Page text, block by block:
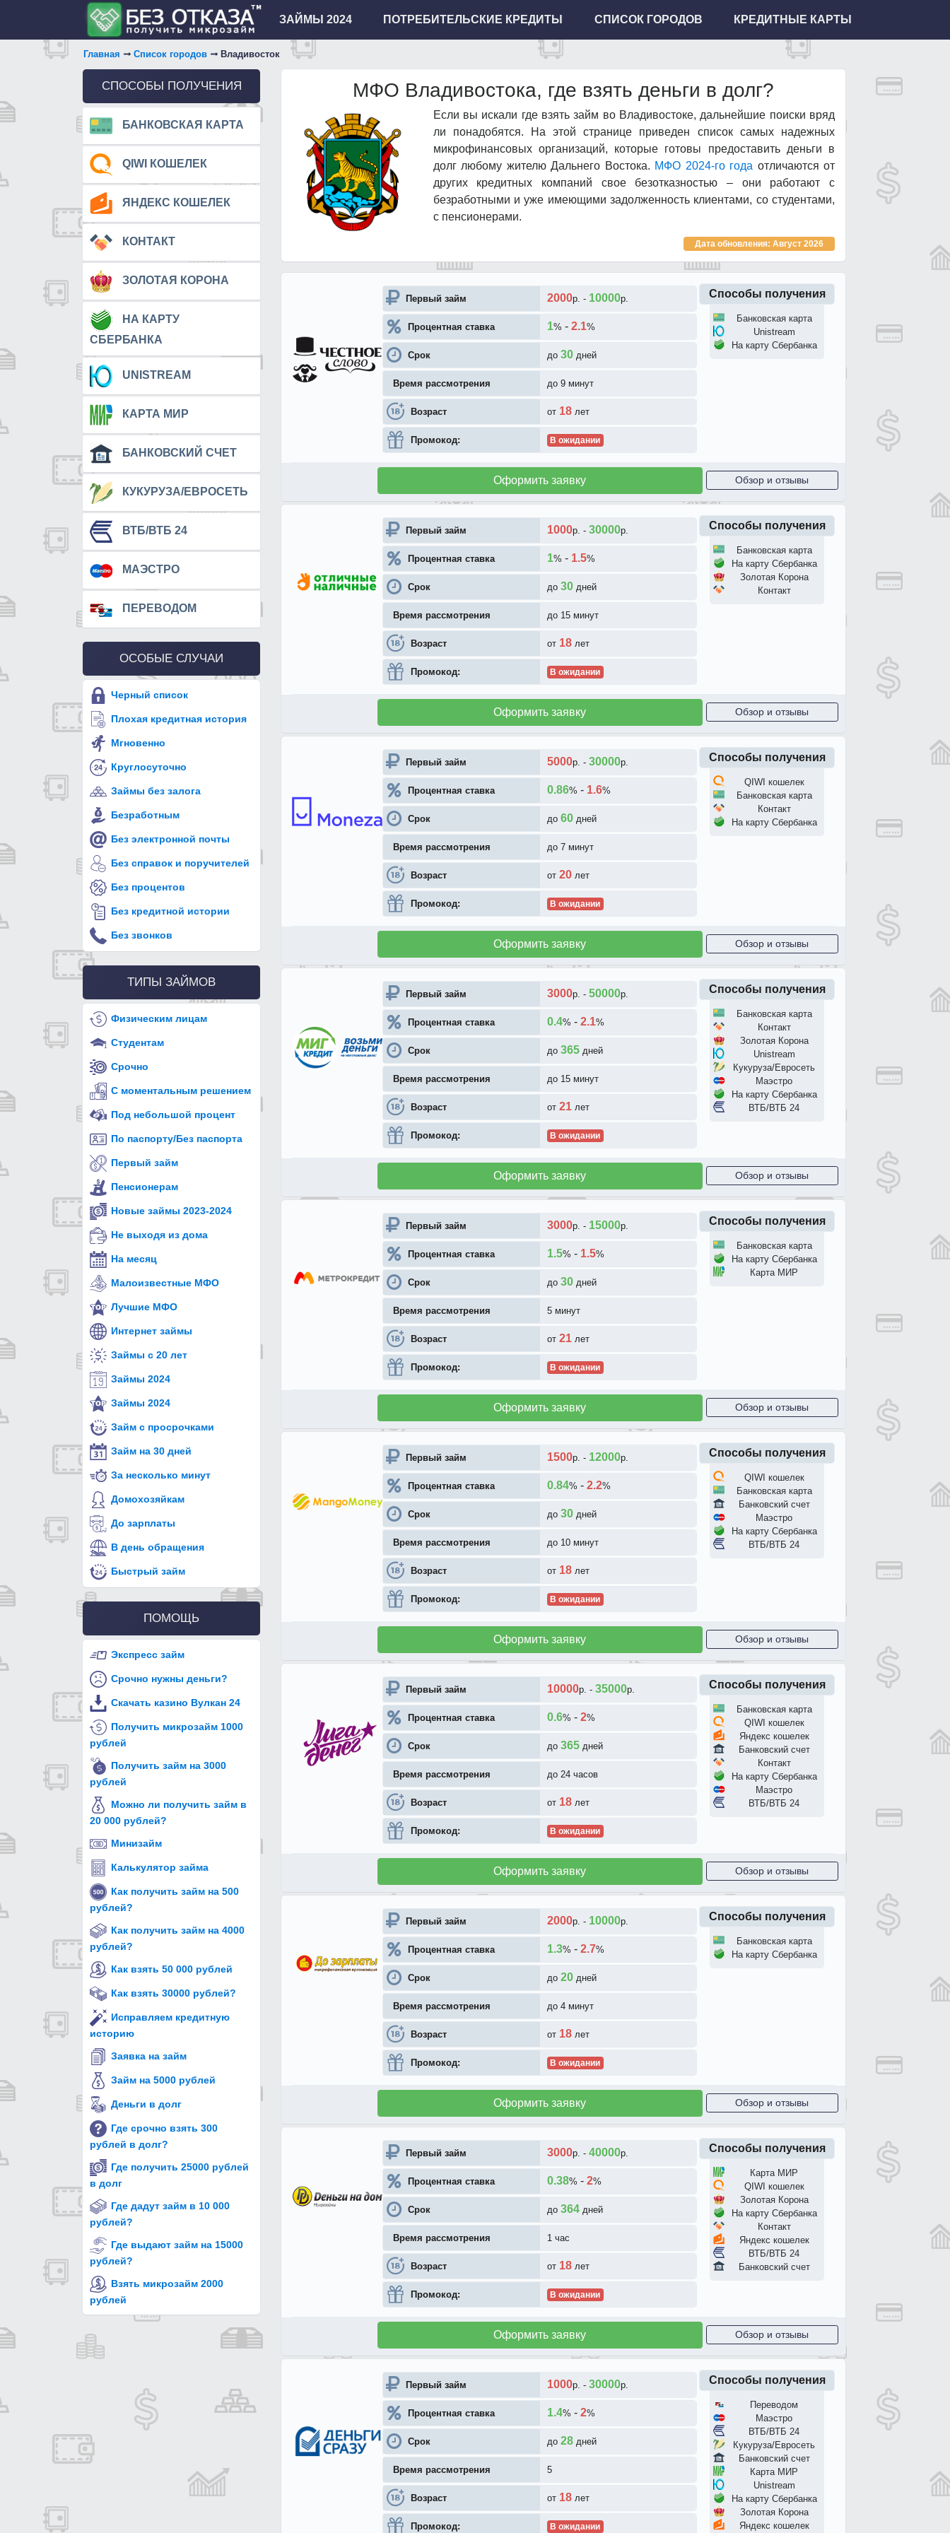
ЗАЙМЫ 2024 ПОТРЕБИТЕЛЬСКИЕ КРЕДИТЫ СПИСОК ГОРОДОВ КРЕДИТНЫЕ КАРТЫ
Главная Список городов Владивосток
СПОСОБЫ ПОЛУЧЕНИЯ
БАНКОВСКАЯ КАРТА
QIWI КОШЕЛЕК
ЯНДЕКС КОШЕЛЕК
КОНТАКТ
ЗОЛОТАЯ КОРОНА
НА КАРТУ
СБЕРБАНКА
UNISTREAM
КАРТА МИР
БАНКОВСКИЙ СЧЕТ
КУКУРУЗА/ЕВРОСЕТЬ
ВТБ/ВТБ 24
МАЭСТРО
ПЕРЕВОДОМ
ОСОБЫЕ СЛУЧАИ
Черный список
Плохая кредитная история
Мгновенно
Круглосуточно
Займы без залога
Безработным
Без электронной почты
Без справок и поручителей
Без процентов
Без кредитной истории
Без звонков
ТИПЫ ЗАЙМОВ
Физическим лицам
Студентам
Срочно
С моментальным решением
Под небольшой процент
По паспорту/Без паспорта
Первый займ
Пенсионерам
Новые займы 2023-2024
Не выходя из дома
На месяц
Малоизвестные МФО
Лучшие МФО
Интернет займы
Займы с 20 лет
Займы 2024
Займы 2024
Займ с просрочками
Займ на 30 дней
За несколько минут
Домохозяйкам
До зарплаты
В день обращения
Быстрый займ
ПОМОЩЬ
Экспресс займ
Срочно нужны деньги?
Скачать казино Вулкан 24
Получить микрозайм 1000
рублей
Получить займ на 3000
рублей
Можно ли получить займ в
20 000 рублей?
Минизайм
Калькулятор займа
Как получить займ на 500
рублей?
Как получить займ на 4000
рублей?
Как взять 50 000 рублей
Как взять 30000 рублей?
Исправляем кредитную
историю
Заявка на займ
Займ на 5000 рублей
Деньги в долг
Где срочно взять 300
рублей в долг?
Где получить 25000 рублей
в долг
Где дадут займ в 10 000
рублей?
Где выдают займ на 15000
рублей?
Взять микрозайм 2000
рублей
МФО Владивостока, где взять деньги в долг?
Если вы искали где взять займ во Владивостоке, дальнейшие поиски вряд
ли понадобятся. На этой странице приведен список самых надежных
микрофинансовых организаций, которые готовы предоставить деньги в
долг любому жителю Дальнего Востока. МФО 2024-го года отличаются от
других кредитных компаний свое безотказностью – они работают с
безработными и уже имеющими задолженность клиентами, со студентами,
с пенсионерами.
Дата обновления: Август 2026
Первый займ 2000р. - 10000р.
Процентная ставка 1% - 2.1%
Срок до 30 дней
Время рассмотрения до 9 минут
Возраст от 18 лет
Промокод: В ожидании
Способы получения
Банковская карта
Unistream
На карту Сбербанка
Оформить заявку Обзор и отзывы
Первый займ 1000р. - 30000р.
Процентная ставка 1% - 1.5%
Срок до 30 дней
Время рассмотрения до 15 минут
Возраст от 18 лет
Промокод: В ожидании
Способы получения
Банковская карта
На карту Сбербанка
Золотая Корона
Контакт
Оформить заявку Обзор и отзывы
Первый займ 5000р. - 30000р.
Процентная ставка 0.86% - 1.6%
Срок до 60 дней
Время рассмотрения до 7 минут
Возраст от 20 лет
Промокод: В ожидании
Способы получения
QIWI кошелек
Банковская карта
Контакт
На карту Сбербанка
Оформить заявку Обзор и отзывы
Первый займ 3000р. - 50000р.
Процентная ставка 0.4% - 2.1%
Срок до 365 дней
Время рассмотрения до 15 минут
Возраст от 21 лет
Промокод: В ожидании
Способы получения
Банковская карта
Контакт
Золотая Корона
Unistream
Кукуруза/Евросеть
Маэстро
На карту Сбербанка
ВТБ/ВТБ 24
Оформить заявку Обзор и отзывы
Первый займ 3000р. - 15000р.
Процентная ставка 1.5% - 1.5%
Срок до 30 дней
Время рассмотрения 5 минут
Возраст от 21 лет
Промокод: В ожидании
Способы получения
Банковская карта
На карту Сбербанка
Карта МИР
Оформить заявку Обзор и отзывы
Первый займ 1500р. - 12000р.
Процентная ставка 0.84% - 2.2%
Срок до 30 дней
Время рассмотрения до 10 минут
Возраст от 18 лет
Промокод: В ожидании
Способы получения
QIWI кошелек
Банковская карта
Банковский счет
Маэстро
На карту Сбербанка
ВТБ/ВТБ 24
Оформить заявку Обзор и отзывы
Первый займ 10000р. - 35000р.
Процентная ставка 0.6% - 2%
Срок до 365 дней
Время рассмотрения до 24 часов
Возраст от 18 лет
Промокод: В ожидании
Способы получения
Банковская карта
QIWI кошелек
Яндекс кошелек
Банковский счет
Контакт
На карту Сбербанка
Маэстро
ВТБ/ВТБ 24
Оформить заявку Обзор и отзывы
Первый займ 2000р. - 10000р.
Процентная ставка 1.3% - 2.7%
Срок до 20 дней
Время рассмотрения до 4 минут
Возраст от 18 лет
Промокод: В ожидании
Способы получения
Банковская карта
На карту Сбербанка
Оформить заявку Обзор и отзывы
Первый займ 3000р. - 40000р.
Процентная ставка 0.38% - 2%
Срок до 364 дней
Время рассмотрения 1 час
Возраст от 18 лет
Промокод: В ожидании
Способы получения
Карта МИР
QIWI кошелек
Золотая Корона
На карту Сбербанка
Контакт
Яндекс кошелек
ВТБ/ВТБ 24
Банковский счет
Оформить заявку Обзор и отзывы
Первый займ 1000р. - 30000р.
Процентная ставка 1.4% - 2%
Срок до 28 дней
Время рассмотрения 5
Возраст от 18 лет
Промокод: В ожидании
Способы получения
Переводом
Маэстро
ВТБ/ВТБ 24
Кукуруза/Евросеть
Банковский счет
Карта МИР
Unistream
На карту Сбербанка
Золотая Корона
Яндекс кошелек